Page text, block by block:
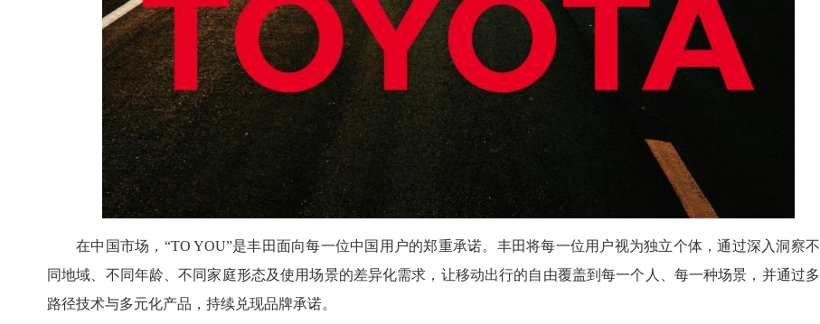
在中国市场，“TO YOU”是丰田面向每一位中国用户的郑重承诺。丰田将每一位用户视为独立个体，通过深入洞察不
同地域、不同年龄、不同家庭形态及使用场景的差异化需求，让移动出行的自由覆盖到每一个人、每一种场景，并通过多
路径技术与多元化产品，持续兑现品牌承诺。